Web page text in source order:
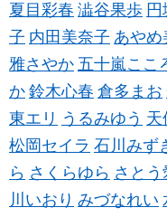
夏目彩春 澁谷果歩
子 内田美奈子 あやめ
雅さやか 五十嵐ここ
か 鈴木心春 倉多まお
東エリ うるみゆう 天
松岡セイラ 石川みず
ら さくらゆら さとう
川いおり みづなれい